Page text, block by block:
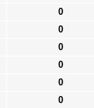
0
0
0
0
0
0